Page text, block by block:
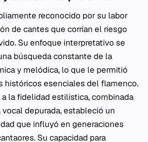
reconocido por su labor
de cantes que corrían el riesgo
Su enfoque interpretativo se
búsqueda constante de la
y melódica, lo que le permitió
históricos esenciales del flamenco.
la fidelidad estilística, combinada
depurada, estableció un
que influyó en generaciones
Su capacidad para